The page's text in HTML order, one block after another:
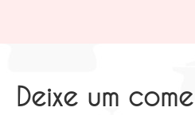
Deixe um